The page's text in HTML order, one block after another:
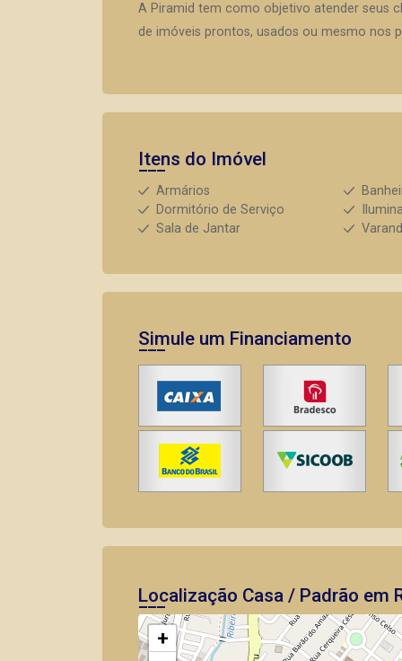
A Piramid tem como objetivo atender seus
de imóveis prontos, usados ou mesmo nos
Itens do Imóvel
Armários
Dormitório de Serviço
Sala de Jantar
Simule um Financiamento
Localização Casa / Padrão em
+